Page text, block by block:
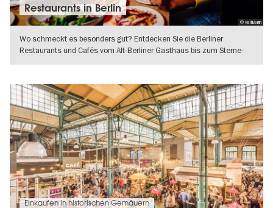
© visitBerlin
Restaurants in Berlin
Wo schmeckt es besonders gut? Entdecken Sie die Berliner
Restaurants und Cafés vom Alt-Berliner Gasthaus bis zum Sterne-
Einkaufen in historischen Gemäuern